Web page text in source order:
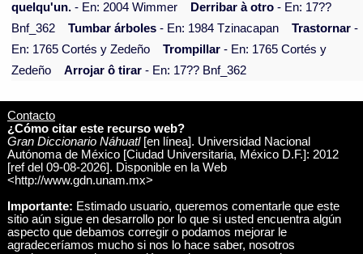
quelqu'un. - En: 2004 Wimmer Derribar à otro - En: 17??
Bnf_362
Tumbar árboles - En: 1984 Tzinacapan Trastornar -
En: 1765 Cortés y Zedeño
Trompillar - En: 1765 Cortés y
Zedeño
Arrojar ô tirar - En: 17?? Bnf_362
Contacto
¿Cómo citar este recurso web?
Gran Diccionario Náhuatl[en línea]. Universidad Nacional
Autónoma de México [Ciudad Universitaria, México D.F.]: 2012
[ref del 09-08-2026]. Disponible en la Web
<http://www.gdn.unam.mx>
Importante: Estimado usuario, queremos comentarle que este
sitio aún sigue en desarrollo por lo que si usted encuentra algún
aspecto que debamos corregir o podamos mejorar le
agradeceríamos mucho si nos lo hace saber, nosotros